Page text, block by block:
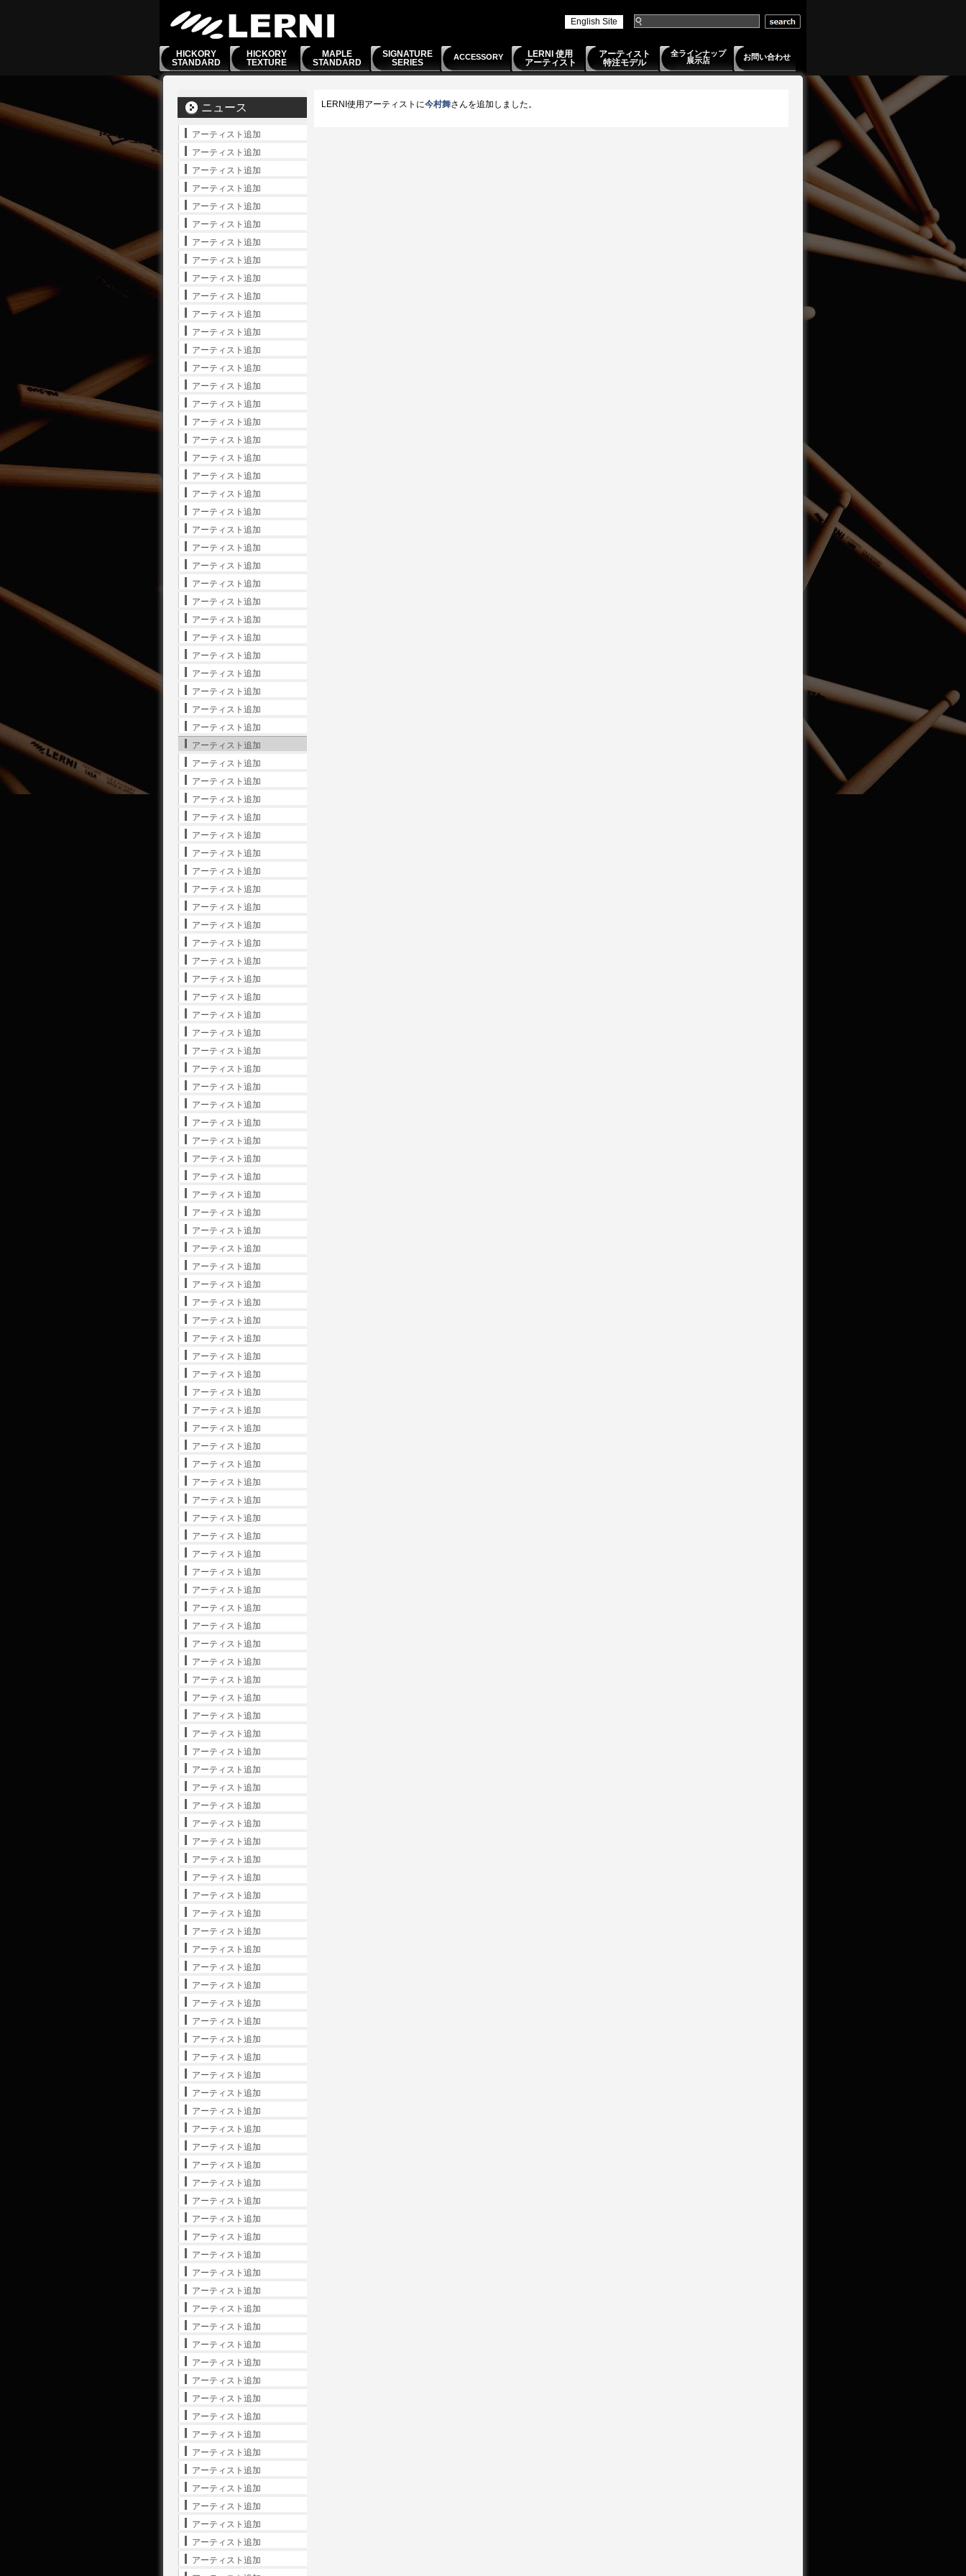
English Site
HICKORY
STANDARD
HICKORY
TEXTURE
MAPLE
STANDARD
SIGNATURE
SERIES
ACCESSORY
LERNI 使用
アーティスト
アーティスト
特注モデル
全ラインナップ
展示店
お問い合わせ
LERNI使用アーティストに今村舞さんを追加しました。
ニュース
アーティスト追加
アーティスト追加
アーティスト追加
アーティスト追加
アーティスト追加
アーティスト追加
アーティスト追加
アーティスト追加
アーティスト追加
アーティスト追加
アーティスト追加
アーティスト追加
アーティスト追加
アーティスト追加
アーティスト追加
アーティスト追加
アーティスト追加
アーティスト追加
アーティスト追加
アーティスト追加
アーティスト追加
アーティスト追加
アーティスト追加
アーティスト追加
アーティスト追加
アーティスト追加
アーティスト追加
アーティスト追加
アーティスト追加
アーティスト追加
アーティスト追加
アーティスト追加
アーティスト追加
アーティスト追加
アーティスト追加
アーティスト追加
アーティスト追加
アーティスト追加
アーティスト追加
アーティスト追加
アーティスト追加
アーティスト追加
アーティスト追加
アーティスト追加
アーティスト追加
アーティスト追加
アーティスト追加
アーティスト追加
アーティスト追加
アーティスト追加
アーティスト追加
アーティスト追加
アーティスト追加
アーティスト追加
アーティスト追加
アーティスト追加
アーティスト追加
アーティスト追加
アーティスト追加
アーティスト追加
アーティスト追加
アーティスト追加
アーティスト追加
アーティスト追加
アーティスト追加
アーティスト追加
アーティスト追加
アーティスト追加
アーティスト追加
アーティスト追加
アーティスト追加
アーティスト追加
アーティスト追加
アーティスト追加
アーティスト追加
アーティスト追加
アーティスト追加
アーティスト追加
アーティスト追加
アーティスト追加
アーティスト追加
アーティスト追加
アーティスト追加
アーティスト追加
アーティスト追加
アーティスト追加
アーティスト追加
アーティスト追加
アーティスト追加
アーティスト追加
アーティスト追加
アーティスト追加
アーティスト追加
アーティスト追加
アーティスト追加
アーティスト追加
アーティスト追加
アーティスト追加
アーティスト追加
アーティスト追加
アーティスト追加
アーティスト追加
アーティスト追加
アーティスト追加
アーティスト追加
アーティスト追加
アーティスト追加
アーティスト追加
アーティスト追加
アーティスト追加
アーティスト追加
アーティスト追加
アーティスト追加
アーティスト追加
アーティスト追加
アーティスト追加
アーティスト追加
アーティスト追加
アーティスト追加
アーティスト追加
アーティスト追加
アーティスト追加
アーティスト追加
アーティスト追加
アーティスト追加
アーティスト追加
アーティスト追加
アーティスト追加
アーティスト追加
アーティスト追加
アーティスト追加
アーティスト追加
アーティスト追加
アーティスト追加
アーティスト追加
アーティスト追加